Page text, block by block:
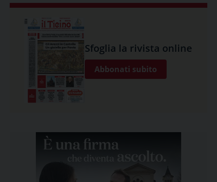
Sfoglia la rivista online
Abbonati subito